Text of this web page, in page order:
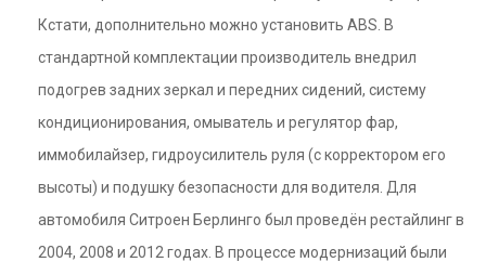
Кстати, дополнительно можно установить ABS. В
стандартной комплектации производитель внедрил
подогрев задних зеркал и передних сидений, систему
кондиционирования, омыватель и регулятор фар,
иммобилайзер, гидроусилитель руля (с корректором его
высоты) и подушку безопасности для водителя. Для
автомобиля Ситроен Берлинго был проведён рестайлинг в
2004, 2008 и 2012 годах. В процессе модернизаций были